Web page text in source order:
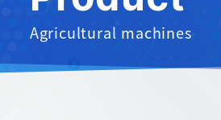
Agricultural machines